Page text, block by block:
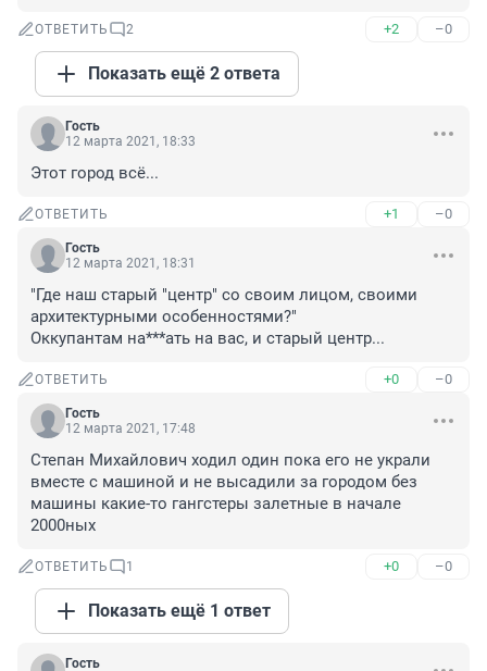
ОТВЕТИТЬ 2 +2 –0
Показать ещё 2 ответа
Гость
12 марта 2021, 18:33
Этот город всё...
ОТВЕТИТЬ +1 –0
Гость
12 марта 2021, 18:31
"Где наш старый "центр" со своим лицом, своими
архитектурными особенностями?"
Оккупантам на***ать на вас, и старый центр...
ОТВЕТИТЬ +0 –0
Гость
12 марта 2021, 17:48
Степан Михайлович ходил один пока его не украли
вместе с машиной и не высадили за городом без
машины какие-то гангстеры залетные в начале
2000ных
ОТВЕТИТЬ 1 +0 –0
Показать ещё 1 ответ
Гость